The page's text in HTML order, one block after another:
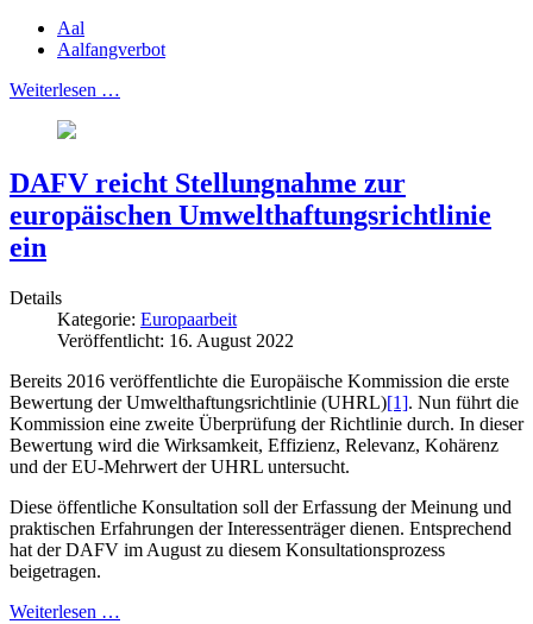
Aal
Aalfangverbot
Weiterlesen …
DAFV reicht Stellungnahme zur
europäischen Umwelthaftungsrichtlinie
ein
Details
Kategorie: Europaarbeit
Veröffentlicht: 16. August 2022
Bereits 2016 veröffentlichte die Europäische Kommission die erste
Bewertung der Umwelthaftungsrichtlinie (UHRL)[1]. Nun führt die
Kommission eine zweite Überprüfung der Richtlinie durch. In dieser
Bewertung wird die Wirksamkeit, Effizienz, Relevanz, Kohärenz
und der EU-Mehrwert der UHRL untersucht.
Diese öffentliche Konsultation soll der Erfassung der Meinung und
praktischen Erfahrungen der Interessenträger dienen. Entsprechend
hat der DAFV im August zu diesem Konsultationsprozess
beigetragen.
Weiterlesen …